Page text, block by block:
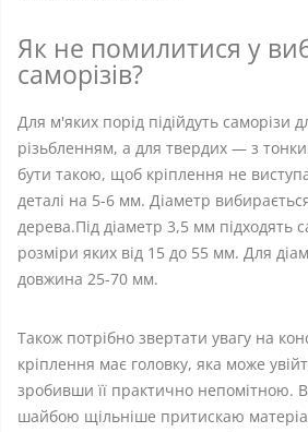
Як не помилитися у
саморізів?
Для м'яких порід підійдуть саморізи
різьбленням, а для твердих — з
бути такою, щоб кріплення не
деталі на 5-6 мм. Діаметр
дерева.Під діаметр 3,5 мм підходять
розміри яких від 15 до 55 мм. Для
довжина 25-70 мм.
Також потрібно звертати увагу на
кріплення має головку, яка може
зробивши її практично непомітною.
шайбою щільніше притискаю